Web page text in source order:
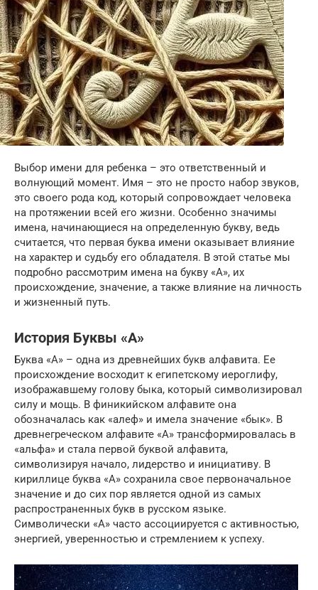
Выбор имени для ребенка – это ответственный и
волнующий момент. Имя – это не просто набор звуков,
это своего рода код, который сопровождает человека
на протяжении всей его жизни. Особенно значимы
имена, начинающиеся на определенную букву, ведь
считается, что первая буква имени оказывает влияние
на характер и судьбу его обладателя. В этой статье мы
подробно рассмотрим имена на букву «А», их
происхождение, значение, а также влияние на личность
и жизненный путь.
История Буквы «А»
Буква «А» – одна из древнейших букв алфавита. Ее
происхождение восходит к египетскому иероглифу,
изображавшему голову быка, который символизировал
силу и мощь. В финикийском алфавите она
обозначалась как «алеф» и имела значение «бык». В
древнегреческом алфавите «А» трансформировалась в
«альфа» и стала первой буквой алфавита,
символизируя начало, лидерство и инициативу. В
кириллице буква «А» сохранила свое первоначальное
значение и до сих пор является одной из самых
распространенных букв в русском языке.
Символически «А» часто ассоциируется с активностью,
энергией, уверенностью и стремлением к успеху.